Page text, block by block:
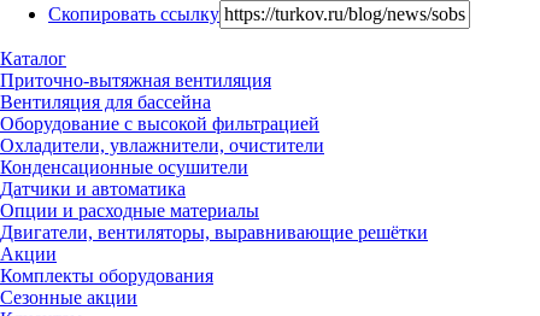
Скопировать ссылку
Каталог
Приточно-вытяжная вентиляция
Вентиляция для бассейна
Оборудование с высокой фильтрацией
Охладители, увлажнители, очистители
Конденсационные осушители
Датчики и автоматика
Опции и расходные материалы
Двигатели, вентиляторы, выравнивающие решётки
Акции
Комплекты оборудования
Сезонные акции